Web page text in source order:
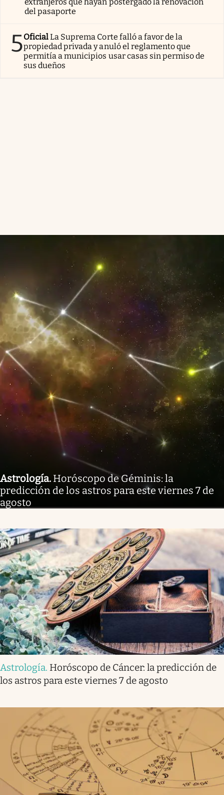
del pasaporte
5OficialLa Suprema Corte falló a favor de la
propiedad privada y anuló el reglamento que
permitía a municipios usar casas sin permiso de
sus dueños
Astrología. Horóscopo de Géminis: la
predicción de los astros para este viernes 7 de
agosto
Astrología. Horóscopo de Cáncer: la predicción de
los astros para este viernes 7 de agosto